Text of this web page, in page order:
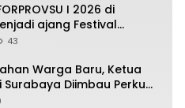
I 2026 di
ajang Festival
dengan Pegiat
43
Warga Baru, Ketua
Surabaya Diimbau Perkuat
Jaga Kondusivitas